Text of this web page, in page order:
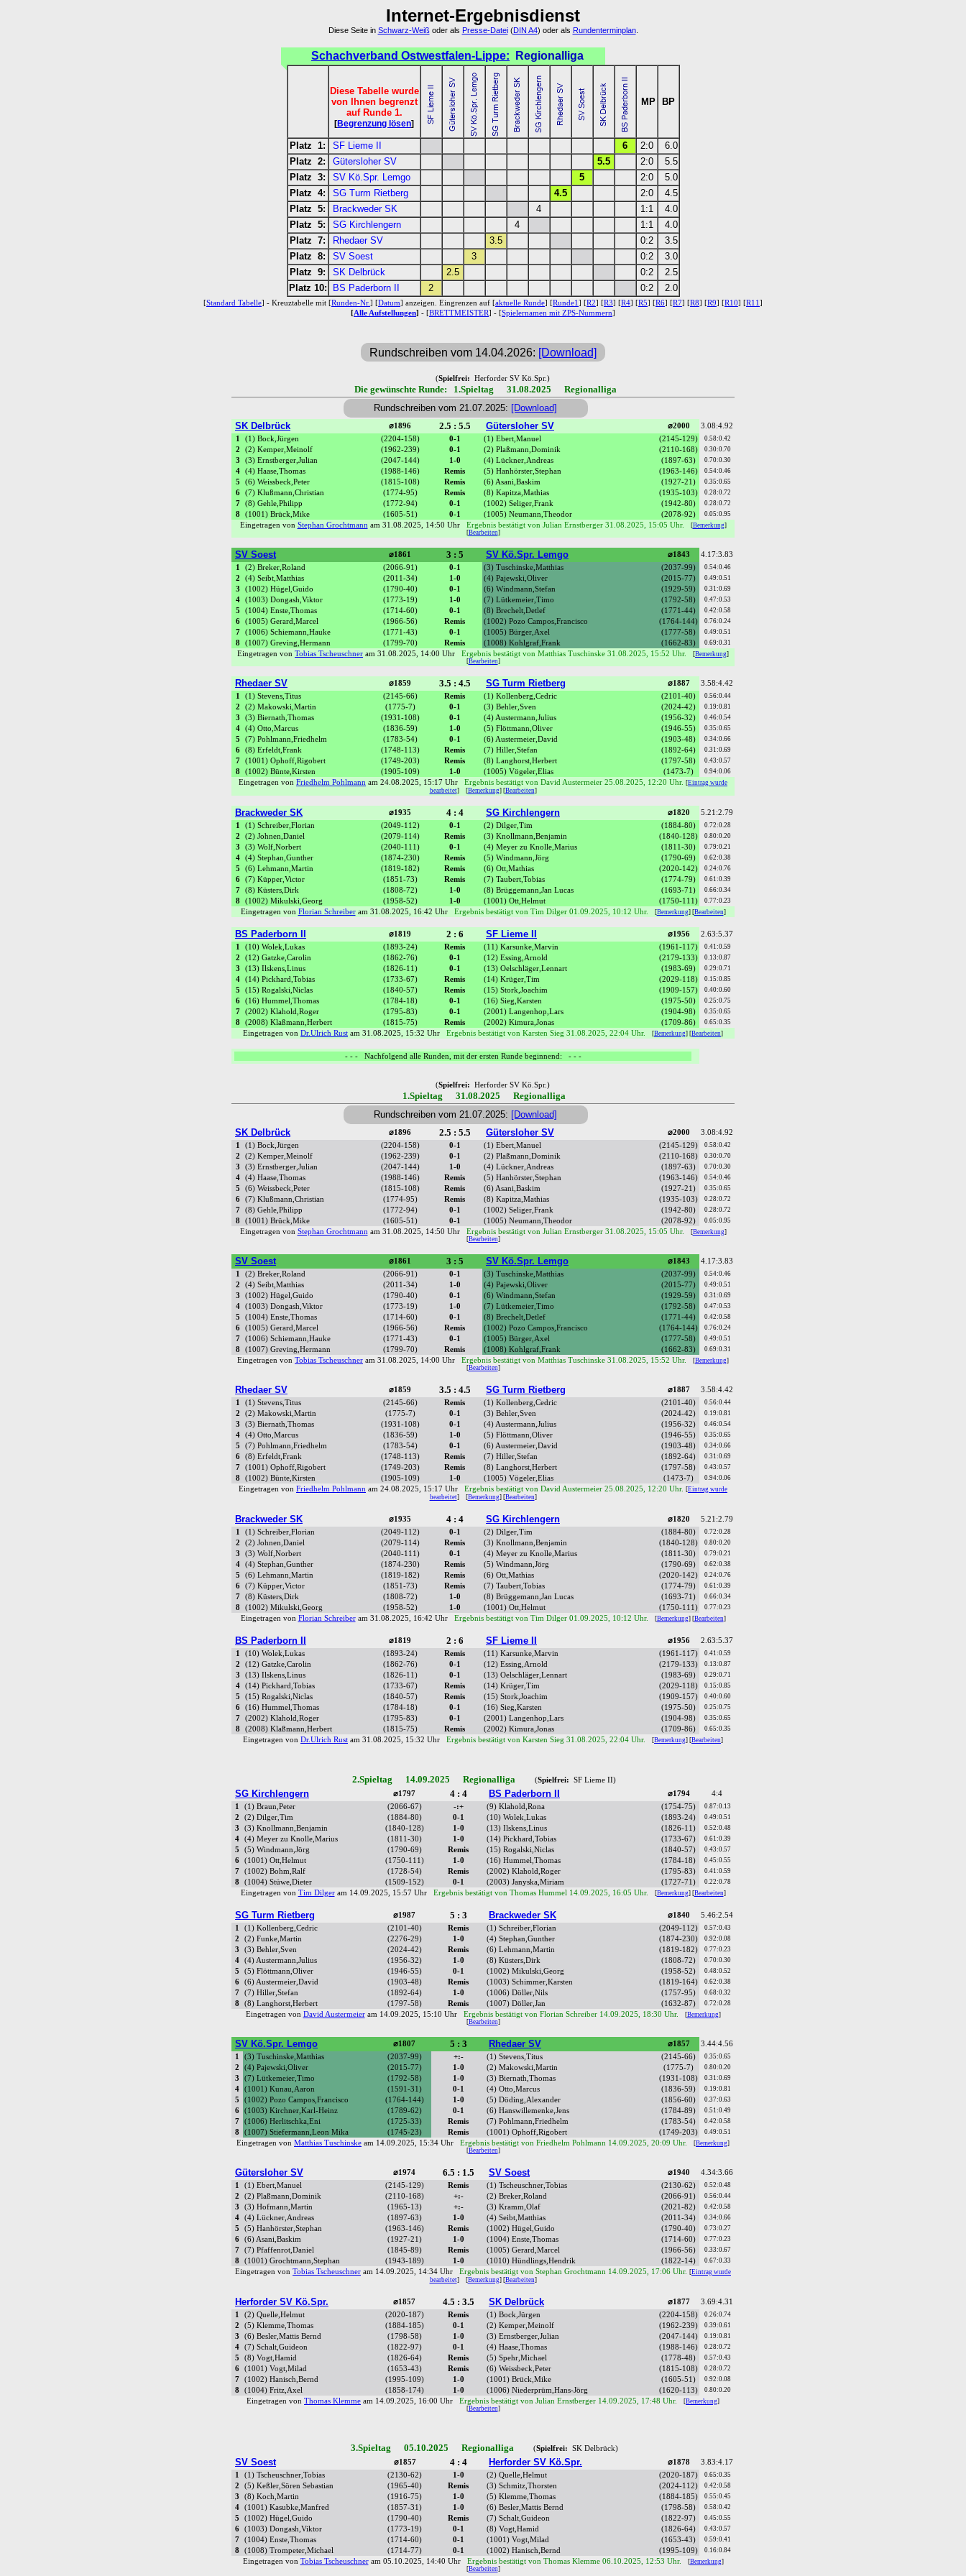
Internet-Ergebnisdienst
Diese Seite in Schwarz-Weißoder als Presse-Datei(DIN A4) oder als Rundenterminplan.
Schachverband Ostwestfalen-Lippe: Regionalliga
Diese Tabelle wurde
von Ihnen begrenzt
auf Runde 1.
[Begrenzung lösen]
MP BP
Platz 1: SF Lieme II 6 2:0
6.0
Platz 2:
Gütersloher SV 5.5 2:0
5.5
Platz 3:
SV Kö.Spr. Lemgo 5 2:0
5.0
Platz 4:
SG Turm Rietberg 4.5 2:0
4.5
Platz 5:
Brackweder SK 4 1:1
4.0
Platz 5:
SG Kirchlengern 4 1:1
4.0
Platz 7:
Rhedaer SV 3.5 0:2
3.5
Platz 8:
SV Soest 3 0:2
3.0
Platz 9:
SK Delbrück 2.5 0:2
2.5
Platz 10:
BS Paderborn II 2 0:2 2.0
Standard Tabelle ] - Kreuztabelle mit [ Runden-Nr. Datum ] anzeigen. Eingrenzen auf [ aktuelle Runde Runde1 R2 R3 R4 R5 R6 R7 R8 R9 R10 R11
Alle Aufstellungen - [ BRETTMEISTER] - [ Spielernamen mit ZPS-Nummern
Rundschreiben vom 14.04.2026: [Download]
(Spielfrei: Herforder SV Kö.Spr.)
Die gewünschte Runde: 1.Spieltag 31.08.2025 Regionalliga
Rundschreiben vom 21.07.2025: [Download]
SK Delbrück
⌀1896 2.5 : 5.5 Gütersloher SV ⌀2000
3.08:4.92
1
(1) Bock,Jürgen (2204-158) 0-1 (1) Ebert,Manuel (2145-129) 0.58:0.42
2 (2) Kemper,Meinolf (1962-239) 0-1 (2) Plaßmann,Dominik (2110-168) 0.30:0.70
3 (3) Ernstberger,Julian (2047-144) 1-0 (4) Lückner,Andreas (1897-63) 0.70:0.30
4 (4) Haase,Thomas (1988-146) Remis (5) Hanhörster,Stephan (1963-146) 0.54:0.46
5 (6) Weissbeck,Peter (1815-108) Remis (6) Asani,Baskim (1927-21) 0.35:0.65
6 (7) Klußmann,Christian (1774-95) Remis (8) Kapitza,Mathias (1935-103) 0.28:0.72
7 (8) Gehle,Philipp (1772-94) 0-1 (1002) Seliger,Frank (1942-80) 0.28:0.72
8 (1001) Brück,Mike (1605-51) 0-1 (1005) Neumann,Theodor (2078-92) 0.05:0.95
Eingetragen von Stephan Grochtmannam 31.08.2025, 14:50 Uhr Ergebnis bestätigt von Julian Ernstberger 31.08.2025, 15:05 Uhr. [Bemerkung]
[Bearbeiten]
SV Soest ⌀1861 3 : 5 SV Kö.Spr. Lemgo ⌀1843
4.17:3.83
1
(2) Breker,Roland (2066-91) 0-1 (3) Tuschinske,Matthias (2037-99) 0.54:0.46
2 (4) Seibt,Matthias (2011-34) 1-0 (4) Pajewski,Oliver (2015-77) 0.49:0.51
3 (1002) Hügel,Guido (1790-40) 0-1 (6) Windmann,Stefan (1929-59) 0.31:0.69
4 (1003) Dongash,Viktor (1773-19) 1-0 (7) Lütkemeier,Timo (1792-58) 0.47:0.53
5 (1004) Enste,Thomas (1714-60) 0-1 (8) Brechelt,Detlef (1771-44) 0.42:0.58
6 (1005) Gerard,Marcel (1966-56) Remis (1002) Pozo Campos,Francisco (1764-144) 0.76:0.24
7 (1006) Schiemann,Hauke (1771-43) 0-1 (1005) Bürger,Axel (1777-58) 0.49:0.51
8 (1007) Greving,Hermann (1799-70) Remis (1008) Kohlgraf,Frank (1662-83) 0.69:0.31
Eingetragen von Tobias Tscheuschner am 31.08.2025, 14:00 Uhr Ergebnis bestätigt von Matthias Tuschinske 31.08.2025, 15:52 Uhr. [Bemerkung]
[Bearbeiten]
Rhedaer SV ⌀1859 3.5 : 4.5 SG Turm Rietberg ⌀1887
3.58:4.42
1
(1) Stevens,Titus (2145-66) Remis (1) Kollenberg,Cedric (2101-40) 0.56:0.44
2 (2) Makowski,Martin (1775-7) 0-1 (3) Behler,Sven (2024-42) 0.19:0.81
3 (3) Biernath,Thomas (1931-108) 0-1 (4) Austermann,Julius (1956-32) 0.46:0.54
4 (4) Otto,Marcus (1836-59) 1-0 (5) Flöttmann,Oliver (1946-55) 0.35:0.65
5 (7) Pohlmann,Friedhelm (1783-54) 0-1 (6) Austermeier,David (1903-48) 0.34:0.66
6 (8) Erfeldt,Frank (1748-113) Remis (7) Hiller,Stefan (1892-64) 0.31:0.69
7 (1001) Ophoff,Rigobert (1749-203) Remis (8) Langhorst,Herbert (1797-58) 0.43:0.57
8 (1002) Bünte,Kirsten (1905-109) 1-0 (1005) Vögeler,Elias (1473-7) 0.94:0.06
Eingetragen von Friedhelm Pohlmann am 24.08.2025, 15:17 Uhr Ergebnis bestätigt von David Austermeier 25.08.2025, 12:20 Uhr. [Eintrag wurde
bearbeitet] [Bemerkung] [Bearbeiten]
Brackweder SK ⌀1935 4 : 4 SG Kirchlengern ⌀1820
5.21:2.79
1
(1) Schreiber,Florian (2049-112) 0-1 (2) Dilger,Tim (1884-80) 0.72:0.28
2 (2) Johnen,Daniel (2079-114) Remis (3) Knollmann,Benjamin (1840-128) 0.80:0.20
3 (3) Wolf,Norbert (2040-111) 0-1 (4) Meyer zu Knolle,Marius (1811-30) 0.79:0.21
4 (4) Stephan,Gunther (1874-230) Remis (5) Windmann,Jörg (1790-69) 0.62:0.38
5 (6) Lehmann,Martin (1819-182) Remis (6) Ott,Mathias (2020-142) 0.24:0.76
6 (7) Küpper,Victor (1851-73) Remis (7) Taubert,Tobias (1774-79) 0.61:0.39
7 (8) Küsters,Dirk (1808-72) 1-0 (8) Brüggemann,Jan Lucas (1693-71) 0.66:0.34
8 (1002) Mikulski,Georg (1958-52) 1-0 (1001) Ott,Helmut (1750-111) 0.77:0.23
Eingetragen von Florian Schreiberam 31.08.2025, 16:42 Uhr Ergebnis bestätigt von Tim Dilger 01.09.2025, 10:12 Uhr. [Bemerkung] [Bearbeiten]
BS Paderborn II ⌀1819 2 : 6 SF Lieme II ⌀1956
2.63:5.37
1
(10) Wolek,Lukas (1893-24) Remis (11) Karsunke,Marvin (1961-117) 0.41:0.59
2 (12) Gatzke,Carolin (1862-76) 0-1 (12) Essing,Arnold (2179-133) 0.13:0.87
3 (13) Ilskens,Linus (1826-11) 0-1 (13) Oelschläger,Lennart (1983-69) 0.29:0.71
4 (14) Pickhard,Tobias (1733-67) Remis (14) Krüger,Tim (2029-118) 0.15:0.85
5 (15) Rogalski,Niclas (1840-57) Remis (15) Stork,Joachim (1909-157) 0.40:0.60
6 (16) Hummel,Thomas (1784-18) 0-1 (16) Sieg,Karsten (1975-50) 0.25:0.75
7 (2002) Klahold,Roger (1795-83) 0-1 (2001) Langenhop,Lars (1904-98) 0.35:0.65
8 (2008) Klaßmann,Herbert (1815-75) Remis (2002) Kimura,Jonas (1709-86) 0.65:0.35
Eingetragen von Dr.Ulrich Rust am 31.08.2025, 15:32 Uhr Ergebnis bestätigt von Karsten Sieg 31.08.2025, 22:04 Uhr. [Bemerkung] [Bearbeiten]
- - - Nachfolgend alle Runden, mit der ersten Runde beginnend: - - -
(Spielfrei: Herforder SV Kö.Spr.)
1.Spieltag 31.08.2025 Regionalliga
Rundschreiben vom 21.07.2025: [Download]
SK Delbrück
⌀1896 2.5 : 5.5 Gütersloher SV ⌀2000
3.08:4.92
1
(1) Bock,Jürgen (2204-158) 0-1 (1) Ebert,Manuel (2145-129) 0.58:0.42
2 (2) Kemper,Meinolf (1962-239) 0-1 (2) Plaßmann,Dominik (2110-168) 0.30:0.70
3 (3) Ernstberger,Julian (2047-144) 1-0 (4) Lückner,Andreas (1897-63) 0.70:0.30
4 (4) Haase,Thomas (1988-146) Remis (5) Hanhörster,Stephan (1963-146) 0.54:0.46
5 (6) Weissbeck,Peter (1815-108) Remis (6) Asani,Baskim (1927-21) 0.35:0.65
6 (7) Klußmann,Christian (1774-95) Remis (8) Kapitza,Mathias (1935-103) 0.28:0.72
7 (8) Gehle,Philipp (1772-94) 0-1 (1002) Seliger,Frank (1942-80) 0.28:0.72
8 (1001) Brück,Mike (1605-51) 0-1 (1005) Neumann,Theodor (2078-92) 0.05:0.95
Eingetragen von Stephan Grochtmannam 31.08.2025, 14:50 Uhr Ergebnis bestätigt von Julian Ernstberger 31.08.2025, 15:05 Uhr. [Bemerkung]
[Bearbeiten]
SV Soest ⌀1861 3 : 5 SV Kö.Spr. Lemgo ⌀1843
4.17:3.83
1
(2) Breker,Roland (2066-91) 0-1 (3) Tuschinske,Matthias (2037-99) 0.54:0.46
2 (4) Seibt,Matthias (2011-34) 1-0 (4) Pajewski,Oliver (2015-77) 0.49:0.51
3 (1002) Hügel,Guido (1790-40) 0-1 (6) Windmann,Stefan (1929-59) 0.31:0.69
4 (1003) Dongash,Viktor (1773-19) 1-0 (7) Lütkemeier,Timo (1792-58) 0.47:0.53
5 (1004) Enste,Thomas (1714-60) 0-1 (8) Brechelt,Detlef (1771-44) 0.42:0.58
6 (1005) Gerard,Marcel (1966-56) Remis (1002) Pozo Campos,Francisco (1764-144) 0.76:0.24
7 (1006) Schiemann,Hauke (1771-43) 0-1 (1005) Bürger,Axel (1777-58) 0.49:0.51
8 (1007) Greving,Hermann (1799-70) Remis (1008) Kohlgraf,Frank (1662-83) 0.69:0.31
Eingetragen von Tobias Tscheuschner am 31.08.2025, 14:00 Uhr Ergebnis bestätigt von Matthias Tuschinske 31.08.2025, 15:52 Uhr. [Bemerkung]
[Bearbeiten]
Rhedaer SV ⌀1859 3.5 : 4.5 SG Turm Rietberg ⌀1887
3.58:4.42
1
(1) Stevens,Titus (2145-66) Remis (1) Kollenberg,Cedric (2101-40) 0.56:0.44
2 (2) Makowski,Martin (1775-7) 0-1 (3) Behler,Sven (2024-42) 0.19:0.81
3 (3) Biernath,Thomas (1931-108) 0-1 (4) Austermann,Julius (1956-32) 0.46:0.54
4 (4) Otto,Marcus (1836-59) 1-0 (5) Flöttmann,Oliver (1946-55) 0.35:0.65
5 (7) Pohlmann,Friedhelm (1783-54) 0-1 (6) Austermeier,David (1903-48) 0.34:0.66
6 (8) Erfeldt,Frank (1748-113) Remis (7) Hiller,Stefan (1892-64) 0.31:0.69
7 (1001) Ophoff,Rigobert (1749-203) Remis (8) Langhorst,Herbert (1797-58) 0.43:0.57
8 (1002) Bünte,Kirsten (1905-109) 1-0 (1005) Vögeler,Elias (1473-7) 0.94:0.06
Eingetragen von Friedhelm Pohlmann am 24.08.2025, 15:17 Uhr Ergebnis bestätigt von David Austermeier 25.08.2025, 12:20 Uhr. [Eintrag wurde
bearbeitet] [Bemerkung] [Bearbeiten]
Brackweder SK ⌀1935 4 : 4 SG Kirchlengern ⌀1820
5.21:2.79
1
(1) Schreiber,Florian (2049-112) 0-1 (2) Dilger,Tim (1884-80) 0.72:0.28
2 (2) Johnen,Daniel (2079-114) Remis (3) Knollmann,Benjamin (1840-128) 0.80:0.20
3 (3) Wolf,Norbert (2040-111) 0-1 (4) Meyer zu Knolle,Marius (1811-30) 0.79:0.21
4 (4) Stephan,Gunther (1874-230) Remis (5) Windmann,Jörg (1790-69) 0.62:0.38
5 (6) Lehmann,Martin (1819-182) Remis (6) Ott,Mathias (2020-142) 0.24:0.76
6 (7) Küpper,Victor (1851-73) Remis (7) Taubert,Tobias (1774-79) 0.61:0.39
7 (8) Küsters,Dirk (1808-72) 1-0 (8) Brüggemann,Jan Lucas (1693-71) 0.66:0.34
8 (1002) Mikulski,Georg (1958-52) 1-0 (1001) Ott,Helmut (1750-111) 0.77:0.23
Eingetragen von Florian Schreiberam 31.08.2025, 16:42 Uhr Ergebnis bestätigt von Tim Dilger 01.09.2025, 10:12 Uhr. [Bemerkung] [Bearbeiten]
BS Paderborn II ⌀1819 2 : 6 SF Lieme II ⌀1956
2.63:5.37
1
(10) Wolek,Lukas (1893-24) Remis (11) Karsunke,Marvin (1961-117) 0.41:0.59
2 (12) Gatzke,Carolin (1862-76) 0-1 (12) Essing,Arnold (2179-133) 0.13:0.87
3 (13) Ilskens,Linus (1826-11) 0-1 (13) Oelschläger,Lennart (1983-69) 0.29:0.71
4 (14) Pickhard,Tobias (1733-67) Remis (14) Krüger,Tim (2029-118) 0.15:0.85
5 (15) Rogalski,Niclas (1840-57) Remis (15) Stork,Joachim (1909-157) 0.40:0.60
6 (16) Hummel,Thomas (1784-18) 0-1 (16) Sieg,Karsten (1975-50) 0.25:0.75
7 (2002) Klahold,Roger (1795-83) 0-1 (2001) Langenhop,Lars (1904-98) 0.35:0.65
8 (2008) Klaßmann,Herbert (1815-75) Remis (2002) Kimura,Jonas (1709-86) 0.65:0.35
Eingetragen von Dr.Ulrich Rust am 31.08.2025, 15:32 Uhr Ergebnis bestätigt von Karsten Sieg 31.08.2025, 22:04 Uhr. [Bemerkung] [Bearbeiten]
2.Spieltag 14.09.2025 Regionalliga (Spielfrei: SF Lieme II)
SG Kirchlengern ⌀1797 4 : 4 BS Paderborn II ⌀1794
4:4
1
(1) Braun,Peter (2066-67) -:+ (9) Klahold,Rona (1754-75) 0.87:0.13
2 (2) Dilger,Tim (1884-80) 0-1 (10) Wolek,Lukas (1893-24) 0.49:0.51
3 (3) Knollmann,Benjamin (1840-128) 1-0 (13) Ilskens,Linus (1826-11) 0.52:0.48
4 (4) Meyer zu Knolle,Marius (1811-30) 1-0 (14) Pickhard,Tobias (1733-67) 0.61:0.39
5 (5) Windmann,Jörg (1790-69) Remis (15) Rogalski,Niclas (1840-57) 0.43:0.57
6 (1001) Ott,Helmut (1750-111) 1-0 (16) Hummel,Thomas (1784-18) 0.45:0.55
7 (1002) Bohm,Ralf (1728-54) Remis (2002) Klahold,Roger (1795-83) 0.41:0.59
8 (1004) Stüwe,Dieter (1509-152) 0-1 (2003) Janyska,Miriam (1727-71) 0.22:0.78
Eingetragen von Tim Dilgeram 14.09.2025, 15:57 Uhr Ergebnis bestätigt von Thomas Hummel 14.09.2025, 16:05 Uhr. [Bemerkung] [Bearbeiten]
SG Turm Rietberg ⌀1987 5 : 3 Brackweder SK ⌀1840
5.46:2.54
1
(1) Kollenberg,Cedric (2101-40) Remis (1) Schreiber,Florian (2049-112) 0.57:0.43
2 (2) Funke,Martin (2276-29) 1-0 (4) Stephan,Gunther (1874-230) 0.92:0.08
3 (3) Behler,Sven (2024-42) Remis (6) Lehmann,Martin (1819-182) 0.77:0.23
4 (4) Austermann,Julius (1956-32) 1-0 (8) Küsters,Dirk (1808-72) 0.70:0.30
5 (5) Flöttmann,Oliver (1946-55) 0-1 (1002) Mikulski,Georg (1958-52) 0.48:0.52
6 (6) Austermeier,David (1903-48) Remis (1003) Schimmer,Karsten (1819-164) 0.62:0.38
7 (7) Hiller,Stefan (1892-64) 1-0 (1006) Döller,Nils (1757-95) 0.68:0.32
8 (8) Langhorst,Herbert (1797-58) Remis (1007) Döller,Jan (1632-87) 0.72:0.28
Eingetragen von David Austermeieram 14.09.2025, 15:10 Uhr Ergebnis bestätigt von Florian Schreiber 14.09.2025, 18:30 Uhr. [Bemerkung]
[Bearbeiten]
SV Kö.Spr. Lemgo ⌀1807 5 : 3 Rhedaer SV ⌀1857
3.44:4.56
1
(3) Tuschinske,Matthias (2037-99) +:- (1) Stevens,Titus (2145-66) 0.35:0.65
2 (4) Pajewski,Oliver (2015-77) 1-0 (2) Makowski,Martin (1775-7) 0.80:0.20
3 (7) Lütkemeier,Timo (1792-58) 1-0 (3) Biernath,Thomas (1931-108) 0.31:0.69
4 (1001) Kunau,Aaron (1591-31) 0-1 (4) Otto,Marcus (1836-59) 0.19:0.81
5 (1002) Pozo Campos,Francisco (1764-144) 1-0 (5) Döding,Alexander (1856-60) 0.37:0.63
6 (1003) Kirchner,Karl-Heinz (1789-62) 0-1 (6) Hanswillemenke,Jens (1784-89) 0.51:0.49
7 (1006) Herlitschka,Eni (1725-33) Remis (7) Pohlmann,Friedhelm (1783-54) 0.42:0.58
8 (1007) Stiefermann,Leon Mika (1745-23) Remis (1001) Ophoff,Rigobert (1749-203) 0.49:0.51
Eingetragen von Matthias Tuschinske am 14.09.2025, 15:34 Uhr Ergebnis bestätigt von Friedhelm Pohlmann 14.09.2025, 20:09 Uhr. [Bemerkung]
[Bearbeiten]
Gütersloher SV ⌀1974 6.5 : 1.5 SV Soest ⌀1940
4.34:3.66
1
(1) Ebert,Manuel (2145-129) Remis (1) Tscheuschner,Tobias (2130-62) 0.52:0.48
2 (2) Plaßmann,Dominik (2110-168) +:- (2) Breker,Roland (2066-91) 0.56:0.44
3 (3) Hofmann,Martin (1965-13) +:- (3) Kramm,Olaf (2021-82) 0.42:0.58
4 (4) Lückner,Andreas (1897-63) 1-0 (4) Seibt,Matthias (2011-34) 0.34:0.66
5 (5) Hanhörster,Stephan (1963-146) Remis (1002) Hügel,Guido (1790-40) 0.73:0.27
6 (6) Asani,Baskim (1927-21) 1-0 (1004) Enste,Thomas (1714-60) 0.77:0.23
7 (7) Pfaffenrot,Daniel (1845-89) Remis (1005) Gerard,Marcel (1966-56) 0.33:0.67
8 (1001) Grochtmann,Stephan (1943-189) 1-0 (1010) Hündlings,Hendrik (1822-14) 0.67:0.33
Eingetragen von Tobias Tscheuschner am 14.09.2025, 14:34 Uhr Ergebnis bestätigt von Stephan Grochtmann 14.09.2025, 17:06 Uhr. [Eintrag wurde
bearbeitet] [Bemerkung] [Bearbeiten]
Herforder SV Kö.Spr. ⌀1857 4.5 : 3.5 SK Delbrück ⌀1877
3.69:4.31
1
(2) Quelle,Helmut (2020-187) Remis (1) Bock,Jürgen (2204-158) 0.26:0.74
2 (5) Klemme,Thomas (1884-185) 0-1 (2) Kemper,Meinolf (1962-239) 0.39:0.61
3 (6) Besler,Mattis Bernd (1798-58) 1-0 (3) Ernstberger,Julian (2047-144) 0.19:0.81
4 (7) Schalt,Guideon (1822-97) 0-1 (4) Haase,Thomas (1988-146) 0.28:0.72
5 (8) Vogt,Hamid (1826-64) Remis (5) Spehr,Michael (1778-48) 0.57:0.43
6 (1001) Vogt,Milad (1653-43) Remis (6) Weissbeck,Peter (1815-108) 0.28:0.72
7 (1002) Hanisch,Bernd (1995-109) 1-0 (1001) Brück,Mike (1605-51) 0.92:0.08
8 (1004) Fritz,Axel (1858-174) 1-0 (1006) Niederprüm,Hans-Jörg (1620-113) 0.80:0.20
Eingetragen von Thomas Klemme am 14.09.2025, 16:00 Uhr Ergebnis bestätigt von Julian Ernstberger 14.09.2025, 17:48 Uhr. [Bemerkung]
[Bearbeiten]
3.Spieltag 05.10.2025 Regionalliga(Spielfrei: SK Delbrück)
SV Soest ⌀1857 4 : 4 Herforder SV Kö.Spr. ⌀1878
3.83:4.17
1
(1) Tscheuschner,Tobias (2130-62) 1-0 (2) Quelle,Helmut (2020-187) 0.65:0.35
2 (5) Keßler,Sören Sebastian (1965-40) Remis (3) Schmitz,Thorsten (2024-112) 0.42:0.58
3 (8) Koch,Martin (1916-75) 1-0 (5) Klemme,Thomas (1884-185) 0.55:0.45
4 (1001) Kasubke,Manfred (1857-31) 1-0 (6) Besler,Mattis Bernd (1798-58) 0.58:0.42
5 (1002) Hügel,Guido (1790-40) Remis (7) Schalt,Guideon (1822-97) 0.45:0.55
6 (1003) Dongash,Viktor (1773-19) 0-1 (8) Vogt,Hamid (1826-64) 0.43:0.57
7 (1004) Enste,Thomas (1714-60) 0-1 (1001) Vogt,Milad (1653-43) 0.59:0.41
8 (1008) Trompeter,Michael (1714-77) 0-1 (1002) Hanisch,Bernd (1995-109) 0.16:0.84
Eingetragen von Tobias Tscheuschneram 05.10.2025, 14:40 Uhr Ergebnis bestätigt von Thomas Klemme 06.10.2025, 12:53 Uhr. [Bemerkung]
[Bearbeiten]